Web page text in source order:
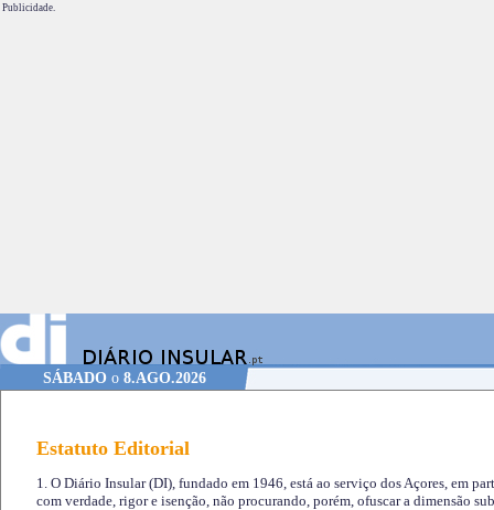
Publicidade.
SÁBADOo 8.AGO.2026
Estatuto Editorial
1. O Diário Insular (DI), fundado em 1946, está ao serviço dos Açores, em
com verdade, rigor e isenção, não procurando, porém, ofuscar a dimensão